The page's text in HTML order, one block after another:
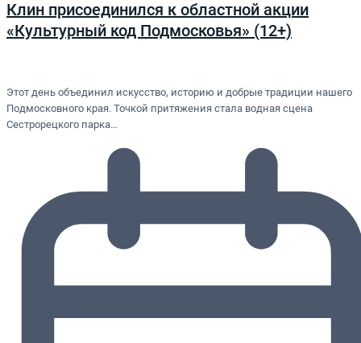
Клин присоединился к областной акции
«Культурный код Подмосковья» (12+)
Этот день объединил искусство, историю и добрые традиции нашего
Подмосковного края. Точкой притяжения стала водная сцена
Сестрорецкого парка…